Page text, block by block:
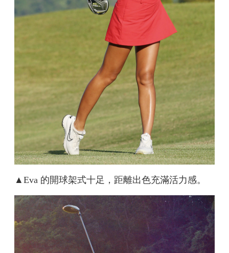
▲Eva 的開球架式十足，距離出色充滿活力感。